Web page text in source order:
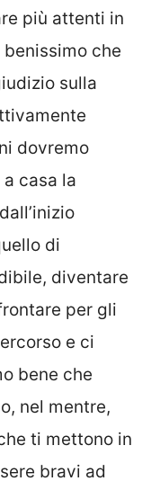
più attenti in
che
sulla
dovremo
casa la
di
diventare
per gli
e ci
bene che
nel mentre,
ti mettono in
bravi ad